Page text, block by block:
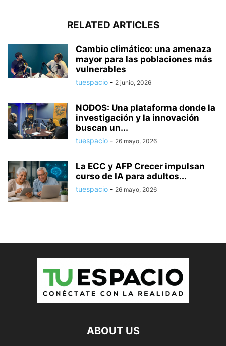
RELATED ARTICLES
Cambio climático: una amenaza
mayor para las poblaciones más
vulnerables
tuespacio - 2 junio, 2026
NODOS: Una plataforma donde la
investigación y la innovación
buscan un...
tuespacio - 26 mayo, 2026
La ECC y AFP Crecer impulsan
curso de IA para adultos...
tuespacio - 26 mayo, 2026
ABOUT US